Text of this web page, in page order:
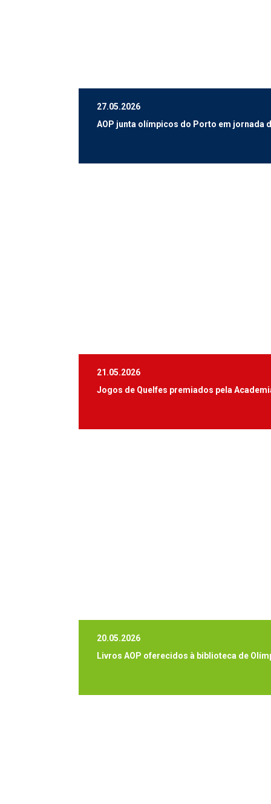
27.05.2026
AOP junta olímpicos do Porto em jornada
21.05.2026
Jogos de Quelfes premiados pela
20.05.2026
Livros AOP oferecidos à biblioteca de